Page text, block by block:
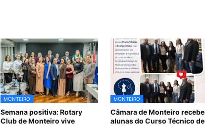
MONTEIRO
Semana positiva: Rotary
Club de Monteiro vive
MONTEIRO
Câmara de Monteiro recebe
alunas do Curso Técnico de